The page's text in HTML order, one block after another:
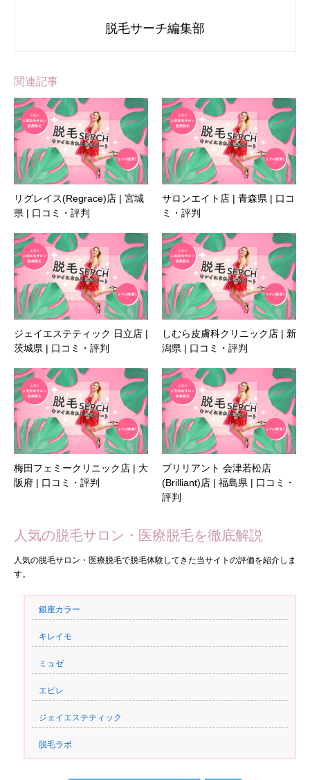
脱毛サーチ編集部
関連記事
リグレイス(Regrace)店 | 宮城
県 | 口コミ・評判
サロンエイト店 | 青森県 | 口コ
ミ・評判
ジェイエステティック 日立店 |
茨城県 | 口コミ・評判
しむら皮膚科クリニック店 | 新
潟県 | 口コミ・評判
梅田フェミークリニック店 | 大
阪府 | 口コミ・評判
ブリリアント 会津若松店
(Brilliant)店 | 福島県 | 口コミ・
評判
人気の脱毛サロン・医療脱毛を徹底解説
人気の脱毛サロン・医療脱毛で脱毛体験してきた当サイトの評価を紹介しま
す。
銀座カラー
キレイモ
ミュゼ
エピレ
ジェイエステティック
脱毛ラボ